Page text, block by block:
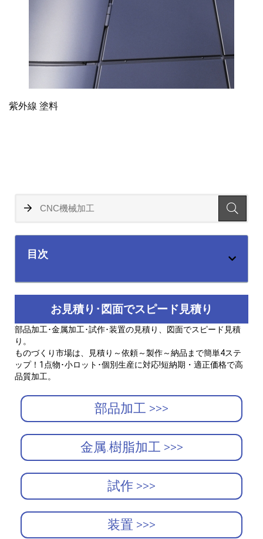
紫外線 塗料
目次
お見積り･図面でスピード見積り
部品加工･金属加工･試作･装置の見積り、図面でスピード見積
り。
ものづくり市場は、見積り～依頼～製作～納品まで簡単4ステ
ップ！1点物･小ロット･個別生産に対応!短納期・適正価格で高
品質加工。
部品加工 >>>
金属.樹脂加工 >>>
試作 >>>
装置 >>>